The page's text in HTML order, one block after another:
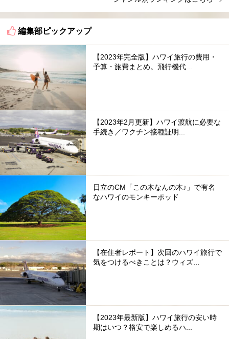
編集部ピックアップ
【2023年完全版】ハワイ旅行の費用・
予算・旅費まとめ。飛行機代...
【2023年2月更新】ハワイ渡航に必要な
手続き／ワクチン接種証明...
日立のCM「この木なんの木♪」で有名
なハワイのモンキーポッド
【在住者レポート】次回のハワイ旅行で
気をつけるべきことは？ウィズ...
【2023年最新版】ハワイ旅行の安い時
期はいつ？格安で楽しめるハ...